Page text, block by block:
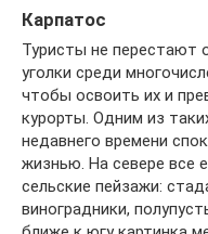
Карпатос
Туристы не перестают
уголки среди
чтобы освоить их и
курорты. Одним из
недавнего времени
жизнью. На севере
сельские пейзажи:
виноградники,